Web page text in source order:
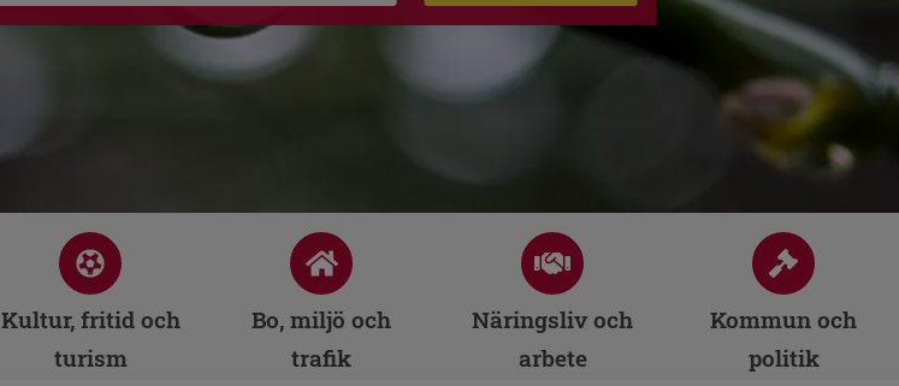
Kultur, fritid och
turism
Bo, miljö och
trafik
Näringsliv och
arbete
Kommun och
politik